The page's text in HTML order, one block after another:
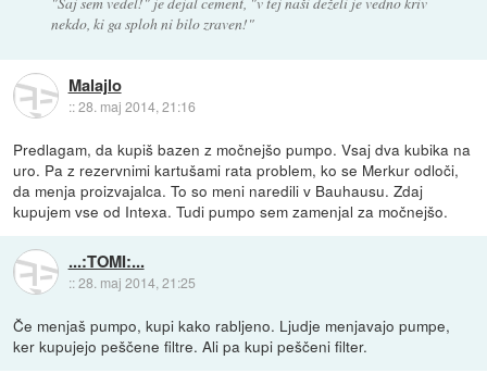
nekdo, ki ga sploh ni bilo zraven!"
Malajlo
::28. maj 2014, 21:16
Predlagam, da kupiš bazen z močnejšo pumpo. Vsaj dva kubika na
uro. Pa z rezervnimi kartušami rata problem, ko se Merkur odloči,
da menja proizvajalca. To so meni naredili v Bauhausu. Zdaj
kupujem vse od Intexa. Tudi pumpo sem zamenjal za močnejšo.
...:TOMI:...
::28. maj 2014, 21:25
Če menjaš pumpo, kupi kako rabljeno. Ljudje menjavajo pumpe,
ker kupujejo peščene filtre. Ali pa kupi peščeni filter.